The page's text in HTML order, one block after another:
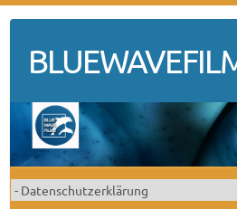
content